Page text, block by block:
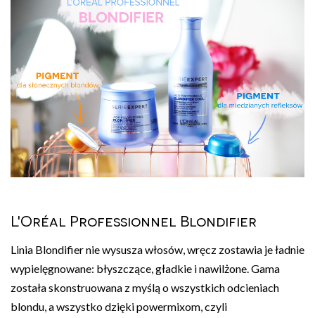
L'Oréal Professionnel Blondifier
Linia Blondifier nie wysusza włosów, wręcz zostawia je ładnie
wypielęgnowane: błyszczące, gładkie i nawilżone. Gama
została skonstruowana z myślą o wszystkich odcieniach
blondu, a wszystko dzięki powermixom, czyli